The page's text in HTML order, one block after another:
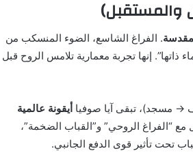
. الفراغ الشاسع، الضوء المنسكب من
ذاتها”. إنها تجربة معمارية تلامس الروح قبل
→ مسجد)، تبقى آيا صوفيا أيقونة عالمية
مع “الفراغ الروحي” و”القباب الضخمة”،
تحت تأثير قوى الدفع الجانبي.